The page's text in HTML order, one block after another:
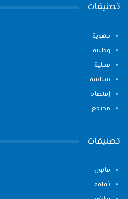
تصنيفات
جهوية
وطنية
محلية
سياسة
إقتصاد
مجتمع
تصنيفات
قانون
ثقافة